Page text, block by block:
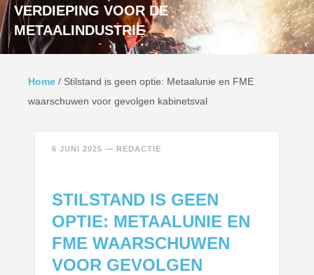
VERDIEPING VOOR DE
METAALINDUSTRIE
Home / Stilstand is geen optie: Metaalunie en FME
waarschuwen voor gevolgen kabinetsval
6 JUNI 2025 — REDACTIE
STILSTAND IS GEEN
OPTIE: METAALUNIE EN
FME WAARSCHUWEN
VOOR GEVOLGEN